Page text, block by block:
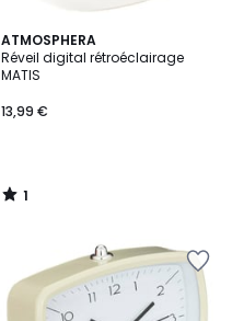
ATMOSPHERA
Réveil digital rétroéclairage
MATIS
13,99 €
1
/
5
1
/